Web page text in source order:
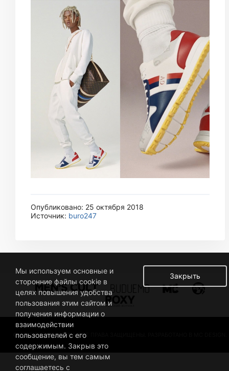
Опубликовано: 25 октября 2018
Источник: buro247
© 2019 BUSINESSMAN. ВСЕ ПРАВА ЗАЩИЩЕНЫ. РАЗРАБОТАНО В MC DESIGN.
Закрыть
Мы используем основные и
сторонние файлы cookie в
целях повышения удобства
пользования этим сайтом и
получения информации о
взаимодействии
пользователей с его
содержимым. Закрыв это
сообщение, вы тем самым
соглашаетесь с